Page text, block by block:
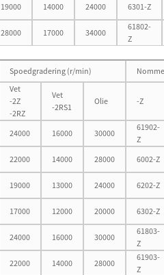
19000 14000 24000 6301-Z
28000 17000 34000
61802-
Z
Spoedgradering (r/min)
Vet
-2Z
-2RZ
Vet
-2RS1
Olie -Z
24000 16000 30000
61902-
Z
22000 14000 28000 6002-Z
19000 13000 24000 6202-Z
17000 12000 20000 6302-Z
24000 16000 30000
61803-
Z
22000 14000 28000
61903-
Z